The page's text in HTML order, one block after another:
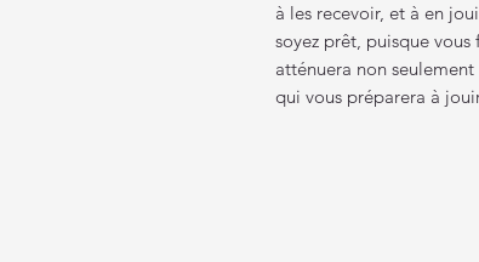
à les recevoir, et à en
soyez prêt, puisque vous
atténuera non
qui vous préparera à